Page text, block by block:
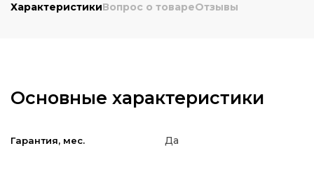
ХарактеристикиВопрос о товареОтзывы
Основные характеристики
Гарантия, мес. Да